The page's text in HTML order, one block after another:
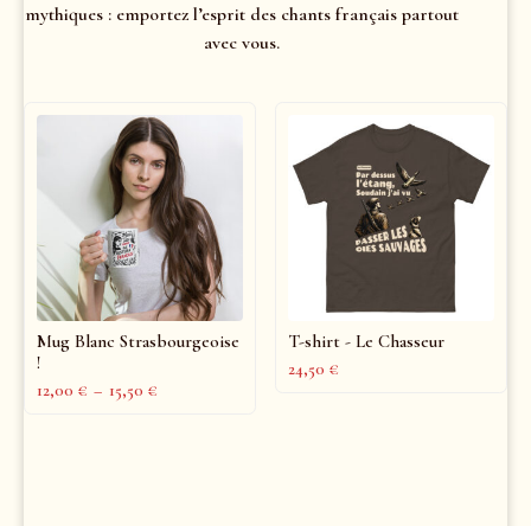
mythiques : emportez l’esprit des chants français partout
avec vous.
Mug Blanc Strasbourgeoise
!
12,00 € – 15,50 €
T-shirt - Le Chasseur
24,50 €